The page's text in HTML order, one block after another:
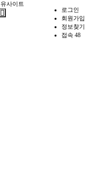
로그인
회원가입
정보찾기
접속 48
사이트